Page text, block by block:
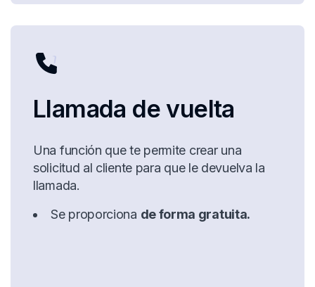
Llamada de vuelta
Una función que te permite crear una
solicitud al cliente para que le devuelva la
llamada.
Se proporciona de forma gratuita.